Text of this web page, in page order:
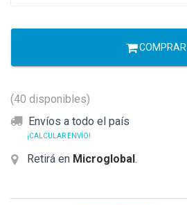
COMPRAR
(40 disponibles)
Envíos a todo el país
¡CALCULAR ENVÍO!
Retirá en Microglobal.